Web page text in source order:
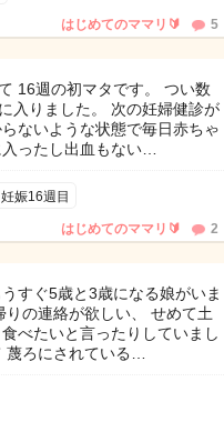
はじめてのママリ🔰 5
16週の初マタです。 つい数
入りました。 次の妊婦健診が
ないような状態で毎日赤ちゃ
ったし出血もない…
妊娠16週目
はじめてのママリ🔰 2
すぐ5歳と3歳になる娘がいま
の連絡が欲しい、 せめて土
べたいと言ったりしていまし
ろにされている…